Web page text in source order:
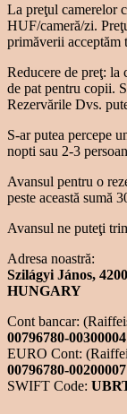
La preţul camerelor
HUF/cameră/zi.
primăverii acceptăm
Reducere de preţ: la
de pat pentru copii.
Rezervările Dvs.
S-ar putea percepe
nopti sau 2-3
Avansul pentru o
peste această sumă
Avansul ne puteţi
Adresa noastră:
Szilágyi János,
HUNGARY
Cont bancar:
00796780-00300004
EURO Cont:
00796780-00200007
SWIFT Code: